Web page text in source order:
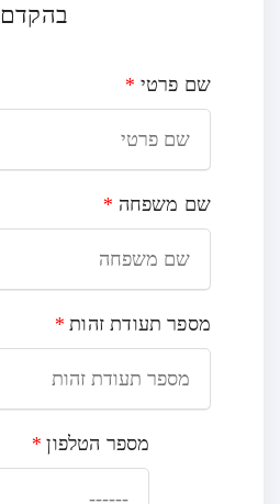
בהקדם
שם פרטי *
שם משפחה *
מספר תעודת זהות *
מספר הטלפון *